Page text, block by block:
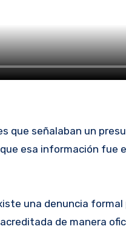
que señalaban un
esa información
una denuncia
de manera